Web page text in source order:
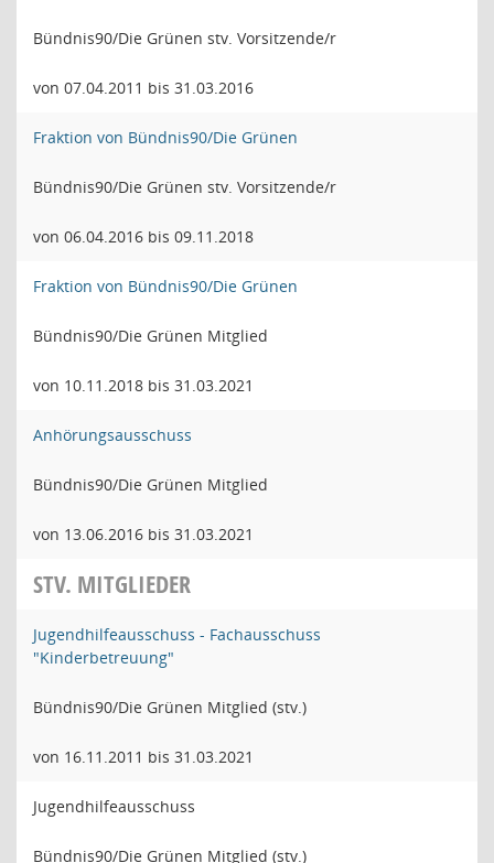
Bündnis90/Die Grünen stv. Vorsitzende/r
von 07.04.2011 bis 31.03.2016
Fraktion von Bündnis90/Die Grünen
Bündnis90/Die Grünen stv. Vorsitzende/r
von 06.04.2016 bis 09.11.2018
Fraktion von Bündnis90/Die Grünen
Bündnis90/Die Grünen Mitglied
von 10.11.2018 bis 31.03.2021
Anhörungsausschuss
Bündnis90/Die Grünen Mitglied
von 13.06.2016 bis 31.03.2021
STV. MITGLIEDER
Jugendhilfeausschuss - Fachausschuss
"Kinderbetreuung"
Bündnis90/Die Grünen Mitglied (stv.)
von 16.11.2011 bis 31.03.2021
Jugendhilfeausschuss
Bündnis90/Die Grünen Mitglied (stv.)